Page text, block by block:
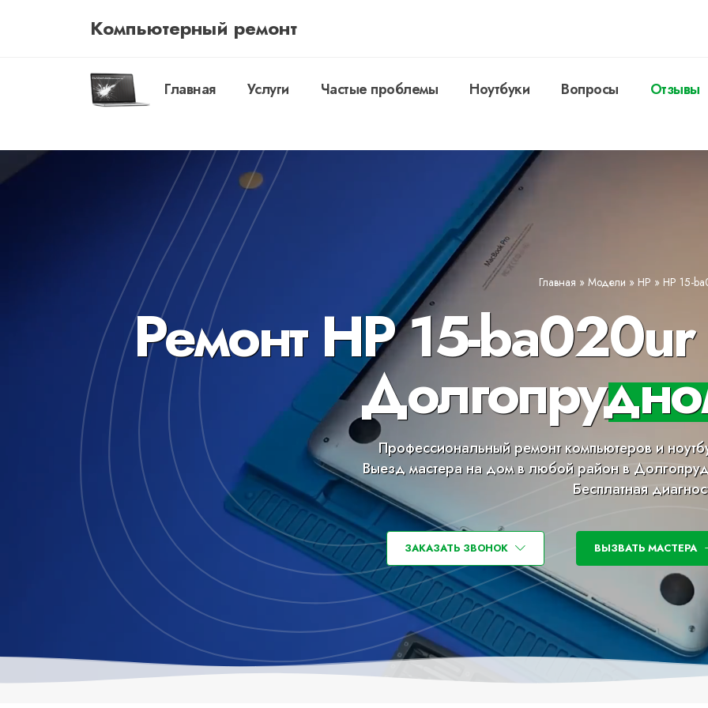
Компьютерный ремонт
Главная Услуги Частые проблемы Ноутбуки Вопросы Отзывы
Главная » Модели » HP » HP 15-
Ремонт HP 15-ba020ur
Профессиональный ремонт компьютеров и
Выезд мастера на дом в любой район в
Бесплатная
ЗАКАЗАТЬ ЗВОНОК ВЫЗВАТЬ МАСТЕРА